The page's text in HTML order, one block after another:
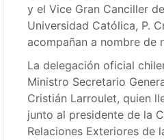
y el Vice Gran Canciller
Universidad Católica, P.
acompañan a nombre de
La delegación oficial
Ministro Secretario
Cristián Larroulet, quien
junto al presidente de la
Relaciones Exteriores de